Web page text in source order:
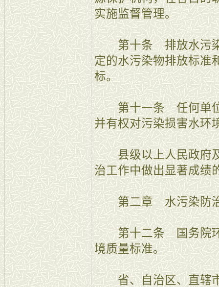
实施监督管理。
第十条 排放水污染
定的水污染物排放标准
标。
第十一条 任何单位
并有权对污染损害水环
县级以上人民政府及
治工作中做出显著成绩
第二章 水污染防治
第十二条 国务院环
境质量标准。
省、自治区、直辖市